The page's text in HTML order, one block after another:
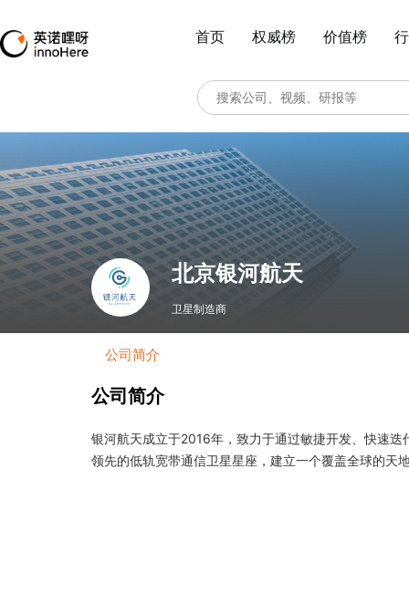
首页 权威榜 价值榜
北京银河航天
卫星制造商
公司简介
公司简介
银河航天成立于2016年，致力于通过敏捷开发、快速
领先的低轨宽带通信卫星星座，建立一个覆盖全球的天